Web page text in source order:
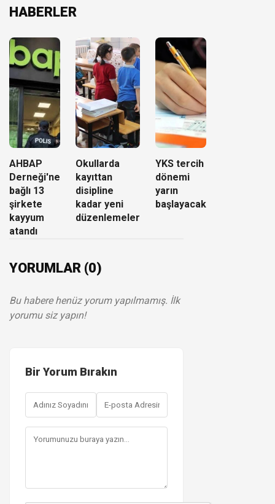
HABERLER
AHBAP
Derneği'ne
bağlı 13
şirkete
kayyum
atandı
Okullarda
kayıttan
disipline
kadar yeni
düzenlemeler
YKS tercih
dönemi
yarın
başlayacak
YORUMLAR (0)
Bu habere henüz yorum yapılmamış. İlk
yorumu siz yapın!
Bir Yorum Bırakın